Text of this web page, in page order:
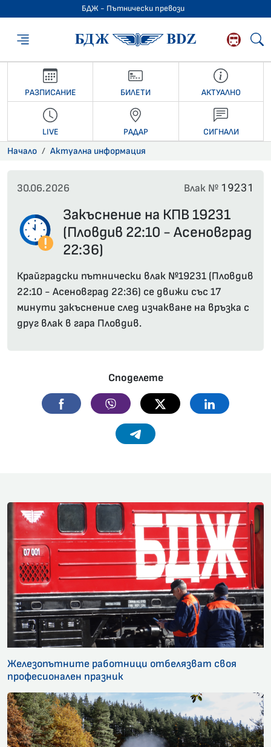
БДЖ - Пътнически превози
БДЖ -
РАЗПИСАНИЕ БИЛЕТИ АКТУАЛНО
LIVE РАДАР СИГНАЛИ
Начало Актуална информация
30.06.2026 Влак № 19231
Закъснение на КПВ 19231
(Пловдив 22:10 - Асеновград
22:36)
Крайградски пътнически влак №19231 (Пловдив
22:10 - Асеновград 22:36) се движи със 17
минути закъснение след изчакване на връзка с
друг влак в гара Пловдив.
Споделете
Facebook Viber Twitter Linkedin
Telegram
Железопътните работници отбелязват своя
професионален празник